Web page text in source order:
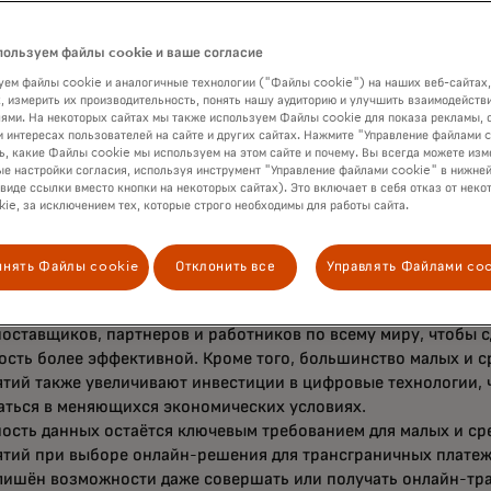
мошенничества из-за трансграничного платежа, чем при
или неудачные трансграничные платежи вызывают
негативное влияние на благополучие потребителей.
себя каким-либо образом из-за просрочки или
всё более глобальными, что вызывает необходимость
трансграничных платежных решениях.
и средних предприятий ведут более активную
партнеров и работников по всему миру, чтобы
более эффективной. Кроме того, большинство малых и
также увеличивают инвестиции в цифровые технологии,
в меняющихся экономических условиях.
данных остаётся ключевым требованием для малых и
при выборе онлайн-решения для трансграничных
возможности даже совершать или получать онлайн-
файлы cookie и ваше согласие
файлы cookie и аналогичные технологии ("Файлы cookie") на наших веб-
измерить их производительность, понять нашу аудиторию и улучшить
На некоторых сайтах мы также используем Файлы cookie для показа рекламы,
интересах пользователей на сайте и других сайтах. Нажмите "Управление файлами
какие Файлы cookie мы используем на этом сайте и почему. Вы всегда можете
настройки согласия, используя инструмент "Управление файлами cookie" в
ссылки вместо кнопки на некоторых сайтах). Это включает в себя отказ от
за исключением тех, которые строго необходимы для работы сайта.
Файлы cookie Отклонить все Управлять Файлами